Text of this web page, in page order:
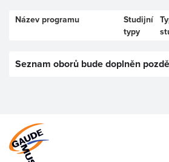
Název programu
Studijní
typy
Seznam oborů bude doplněn